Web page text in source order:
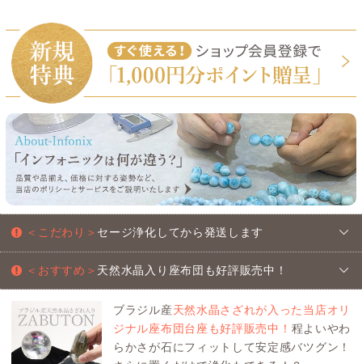
＜こだわり＞ セージ浄化してから発送します
＜おすすめ＞ 天然水晶入り座布団も好評販売中！
ブラジル産天然水晶さざれが入った当店オリ
ジナル座布団台座も好評販売中！ 程よいやわ
らかさが石にフィットして安定感バツグン！